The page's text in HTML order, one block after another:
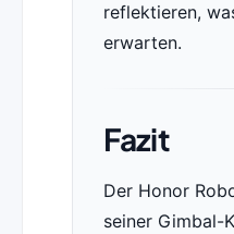
reflektieren,
erwarten.
Fazit
Der Honor
seiner Gimbal-